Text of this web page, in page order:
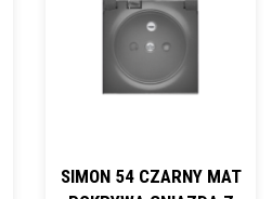
SIMON 54 CZARNY MAT